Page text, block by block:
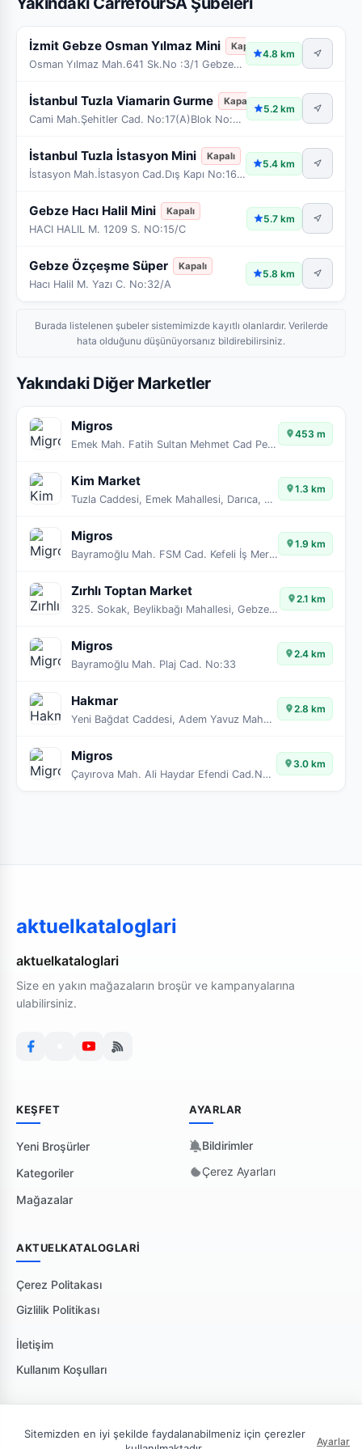
İzmit Gebze Osman Yılmaz Mini Kapalı
Osman Yılmaz Mah.641 Sk.No :3/1 Gebze/Kocaeli
4.8 km
İstanbul Tuzla Viamarin Gurme Kapalı
Cami Mah.Şehitler Cad. No:17(A)Blok No:Zk001A Tuzl
5.2 km
İstanbul Tuzla İstasyon Mini Kapalı
İstasyon Mah.İstasyon Cad.Dış Kapı No:166 A Tuzla/
5.4 km
Gebze Hacı Halil Mini Kapalı
HACI HALIL M. 1209 S. NO:15/C
5.7 km
Gebze Özçeşme Süper Kapalı
Hacı Halil M. Yazı C. No:32/A
5.8 km
Burada listelenen şubeler sistemimizde kayıtlı olanlardır. Verilerde
hata olduğunu düşünüyorsanız bildirebilirsiniz.
Yakındaki Diğer Marketler
Migros
Emek Mah. Fatih Sultan Mehmet Cad Petrol No:110
453 m
Kim Market
Tuzla Caddesi, Emek Mahallesi, Darıca, Kocaeli, Marmara Bölgesi, 41700, Türkiye
1.3 km
Migros
Bayramoğlu Mah. FSM Cad. Kefeli İş Merkezi
1.9 km
Zırhlı Toptan Market
325. Sokak, Beylikbağı Mahallesi, Gebze, Kocaeli, Marmara Bölgesi, 41400, Türkiye
2.1 km
Migros
Bayramoğlu Mah. Plaj Cad. No:33
2.4 km
Hakmar
Yeni Bağdat Caddesi, Adem Yavuz Mahallesi, Gebze, Kocaeli, Marmara Bölgesi, 41400, Türkiye
2.8 km
Migros
Çayırova Mah. Ali Haydar Efendi Cad.NO:52
3.0 km
aktuelkataloglari
aktuelkataloglari
Size en yakın mağazaların broşür ve kampanyalarına
ulabilirsiniz.
KEŞFET
Yeni Broşürler
Kategoriler
Mağazalar
AYARLAR
Bildirimler
Çerez Ayarları
AKTUELKATALOGLARI
Çerez Politakası
Gizlilik Politikası
İletişim
Kullanım Koşulları
Sitemizden en iyi şekilde faydalanabilmeniz için çerezler
Ayarlar